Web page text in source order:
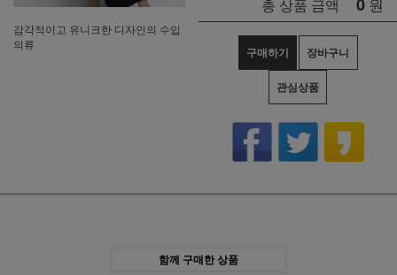
감각적이고 유니크한 디자인의 수입
의류
총 상품 금액
구매하기 장바구니
관심상품
함께 구매한 상품